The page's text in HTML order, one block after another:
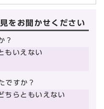
をお聞かせください
？
もいえない
ですか？
ちらともいえない